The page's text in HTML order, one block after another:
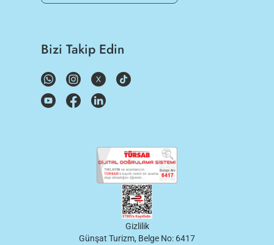
Bizi Takip Edin
Gizlilik
Günşat Turizm, Belge No: 6417